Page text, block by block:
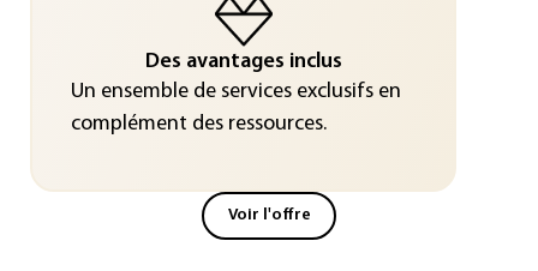
Des avantages inclus
Un ensemble de services exclusifs en
complément des ressources.
Voir l'offre